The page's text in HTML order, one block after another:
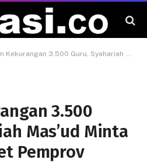
3.500 Guru, Syahariah Mas’ud Minta Solusi Konkret Pemprov
3.500
Mas’ud Minta
Pemprov